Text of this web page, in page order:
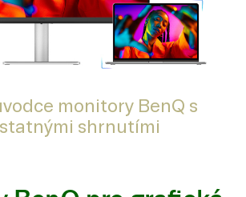
monitory BenQ s
shrnutími